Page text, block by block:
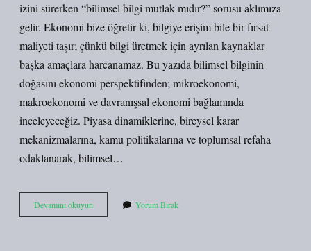
izini sürerken “bilimsel bilgi mutlak mıdır?” sorusu aklımıza
gelir. Ekonomi bize öğretir ki, bilgiye erişim bile bir fırsat
maliyeti taşır; çünkü bilgi üretmek için ayrılan kaynaklar
başka amaçlara harcanamaz. Bu yazıda bilimsel bilginin
doğasını ekonomi perspektifinden; mikroekonomi,
makroekonomi ve davranışsal ekonomi bağlamında
inceleyeceğiz. Piyasa dinamiklerine, bireysel karar
mekanizmalarına, kamu politikalarına ve toplumsal refaha
odaklanarak, bilimsel…
Devamını okuyun
bilgi
Yorum Bırak